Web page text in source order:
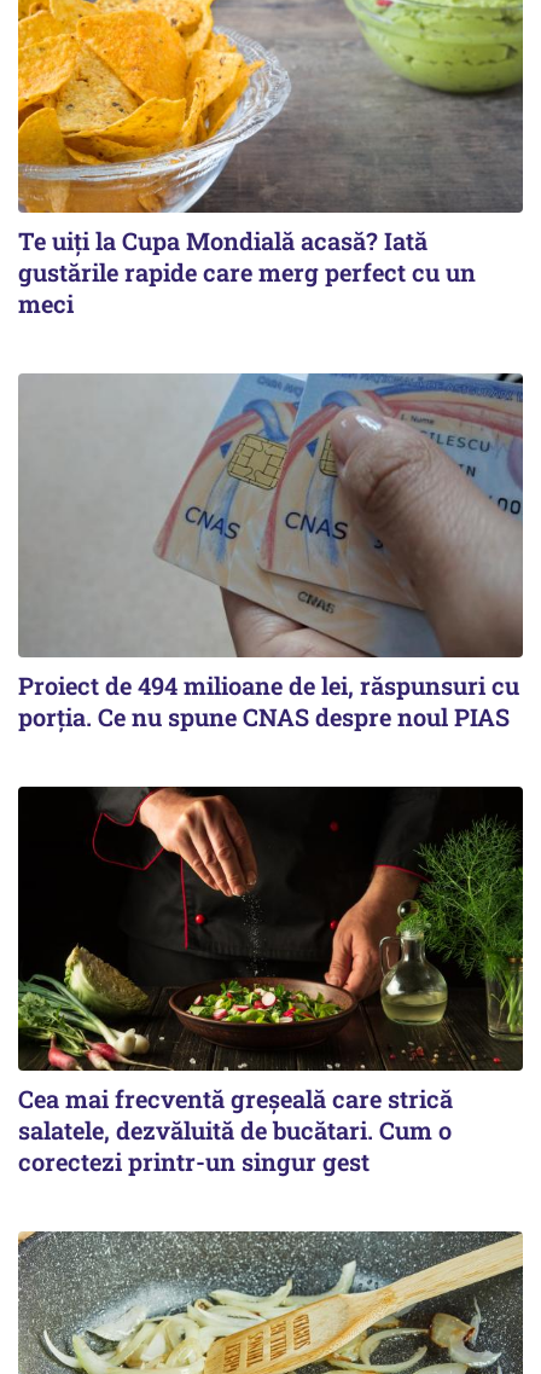
Te uiți la Cupa Mondială acasă? Iată
gustările rapide care merg perfect cu un
meci
Proiect de 494 milioane de lei, răspunsuri cu
porția. Ce nu spune CNAS despre noul PIAS
Cea mai frecventă greșeală care strică
salatele, dezvăluită de bucătari. Cum o
corectezi printr-un singur gest